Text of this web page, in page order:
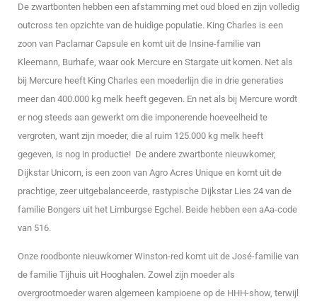
De zwartbonten hebben een afstamming met oud bloed en zijn volledig
outcross ten opzichte van de huidige populatie. King Charles is een
zoon van Paclamar Capsule en komt uit de Insine-familie van
Kleemann, Burhafe, waar ook Mercure en Stargate uit komen. Net als
bij Mercure heeft King Charles een moederlijn die in drie generaties
meer dan 400.000 kg melk heeft gegeven. En net als bij Mercure wordt
er nog steeds aan gewerkt om die imponerende hoeveelheid te
vergroten, want zijn moeder, die al ruim 125.000 kg melk heeft
gegeven, is nog in productie! De andere zwartbonte nieuwkomer,
Dijkstar Unicorn, is een zoon van Agro Acres Unique en komt uit de
prachtige, zeer uitgebalanceerde, rastypische Dijkstar Lies 24 van de
familie Bongers uit het Limburgse Egchel. Beide hebben een aAa-code
van 516.
Onze roodbonte nieuwkomer Winston-red komt uit de José-familie van
de familie Tijhuis uit Hooghalen. Zowel zijn moeder als
overgrootmoeder waren algemeen kampioene op de HHH-show, terwijl